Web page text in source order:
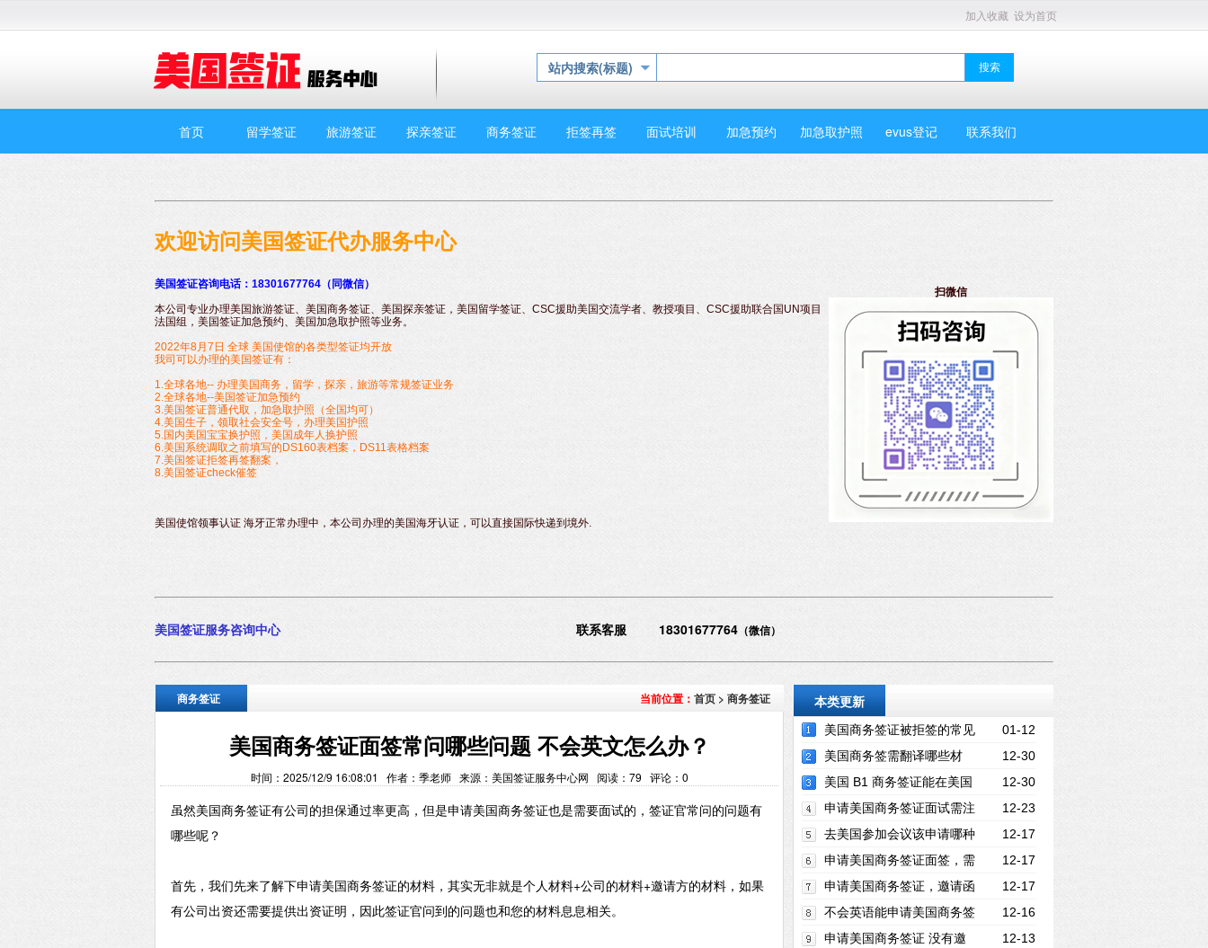
加入收藏 设为首页
站内搜索(标题)
首页 留学签证 旅游签证 探亲签证 商务签证 拒签再签 面试培训 加急预约 加急取护照 evus登记 联系我们
欢迎访问美国签证代办服务中心
美国签证咨询电话：18301677764（同微信）
本公司专业办理美国旅游签证、美国商务签证、美国探亲签证，美国留学签证、CSC援助美国交流学者、教授项目、CSC援助联合国UN项目
法国组，美国签证加急预约、美国加急取护照等业务。
2022年8月7日 全球 美国使馆的各类型签证均开放
我司可以办理的美国签证有：
1.全球各地-- 办理美国商务，留学，探亲，旅游等常规签证业务
2.全球各地--美国签证加急预约
3.美国签证普通代取，加急取护照（全国均可）
4.美国生子，领取社会安全号，办理美国护照
5.国内美国宝宝换护照，美国成年人换护照
6.美国系统调取之前填写的DS160表档案，DS11表格档案
7.美国签证拒签再签翻案，
8.美国签证check催签
美国使馆领事认证 海牙正常办理中，本公司办理的美国海牙认证，可以直接国际快递到境外.
扫微信
美国签证服务咨询中心 联系客服 18301677764 （微信）
商务签证 当前位置： 首页 > 商务签证
美国商务签证面签常问哪些问题 不会英文怎么办？
时间：2025/12/9 16:08:01 作者：季老师 来源：美国签证服务中心网 阅读： 79 评论： 0
虽然美国商务签证有公司的担保通过率更高，但是申请美国商务签证也是需要面试的，签证官常问的问题有
哪些呢？
首先，我们先来了解下申请美国商务签证的材料，其实无非就是个人材料+公司的材料+邀请方的材料，如果
有公司出资还需要提供出资证明，因此签证官问到的问题也和您的材料息息相关。
本类更新
01-12
美国商务签证被拒签的常见
原因有哪些？如何避免？ 12-30
美国商务签需翻译哪些材
料？营业执照与在职证明要吗？ 12-30
美国 B1 商务签证能在美国
停留多久？最长时限是多少？ 12-23
申请美国商务签证面试需注
意什么？如何打消签证官顾虑？ 12-17
去美国参加会议该申请哪种
签证？办理流程是什么？ 12-17
申请美国商务签证面签，需
携带哪些必备材料？ 12-17
申请美国商务签证，邀请函
需满足哪些内容要求？ 12-16
不会英语能申请美国商务签
证吗？基础英语能力是关键！ 12-13
申请美国商务签证 没有邀